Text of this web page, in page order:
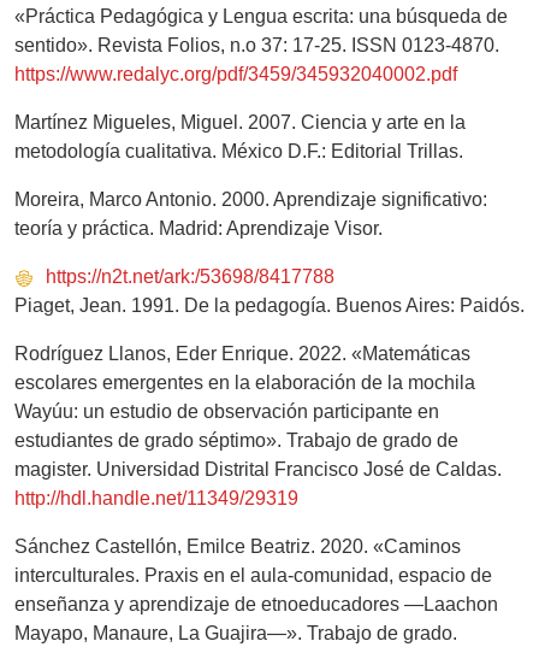
«Práctica Pedagógica y Lengua escrita: una búsqueda de
sentido». Revista Folios, n.o 37: 17-25. ISSN 0123-4870.
https://www.redalyc.org/pdf/3459/345932040002.pdf
Martínez Migueles, Miguel. 2007. Ciencia y arte en la
metodología cualitativa. México D.F.: Editorial Trillas.
Moreira, Marco Antonio. 2000. Aprendizaje significativo:
teoría y práctica. Madrid: Aprendizaje Visor.
https://n2t.net/ark:/53698/8417788
Piaget, Jean. 1991. De la pedagogía. Buenos Aires: Paidós.
Rodríguez Llanos, Eder Enrique. 2022. «Matemáticas
escolares emergentes en la elaboración de la mochila
Wayúu: un estudio de observación participante en
estudiantes de grado séptimo». Trabajo de grado de
magister. Universidad Distrital Francisco José de Caldas.
http://hdl.handle.net/11349/29319
Sánchez Castellón, Emilce Beatriz. 2020. «Caminos
interculturales. Praxis en el aula-comunidad, espacio de
enseñanza y aprendizaje de etnoeducadores —Laachon
Mayapo, Manaure, La Guajira—». Trabajo de grado.